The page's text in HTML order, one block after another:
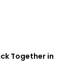
Together in